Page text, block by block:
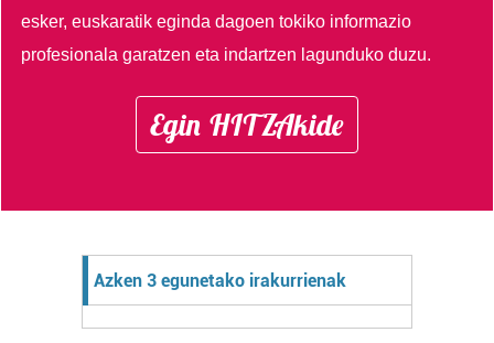
esker, euskaratik eginda dagoen tokiko informazio
profesionala garatzen eta indartzen lagunduko duzu.
Egin HITZAkide
Azken 3 egunetako irakurrienak